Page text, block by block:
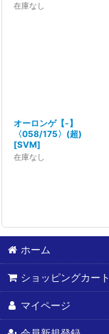
在庫なし
オーロンゲ【-】
〈058/175〉(超)
[SVM]
在庫なし
ホーム
ショッピングカート
マイページ